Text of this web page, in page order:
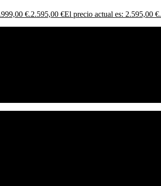
€.2.595,00 €El precio actual es: 2.595,00 €.